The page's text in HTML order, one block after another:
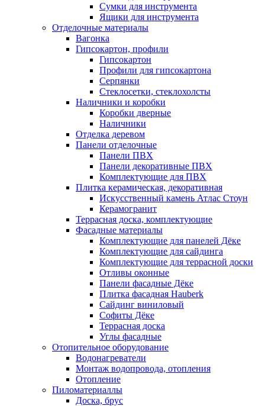
Сумки для инструмента
Ящики для инструмента
Отделочные материалы
Вагонка
Гипсокартон, профили
Гипсокартон
Профили для гипсокартона
Серпянки
Стеклосетки, стеклохолсты
Наличники и коробки
Коробки дверные
Наличники
Отделка деревом
Панели отделочные
Панели ПВХ
Панели декоративные ПВХ
Комплектующие для ПВХ
Плитка керамическая, декоративная
Искусственный камень Атлас Стоун
Керамогранит
Террасная доска, комплектующие
Фасадные материалы
Комплектующие для панелей Дёке
Комплектующие для сайдинга
Комплектующие для террасной доски
Отливы оконные
Панели фасадные Дёке
Плитка фасадная Hauberk
Сайдинг виниловый
Софиты Дёке
Террасная доска
Углы фасадные
Отопительное оборудование
Водонагреватели
Монтаж водопровода, отопления
Отопление
Пиломатериаллы
Доска, брус